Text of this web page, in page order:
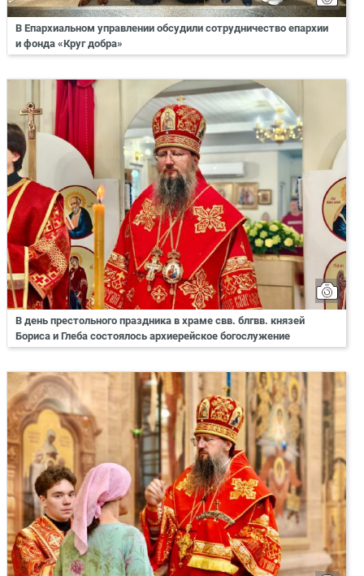
В Епархиальном управлении обсудили сотрудничество епархии
и фонда «Круг добра»
В день престольного праздника в храме свв. блгвв. князей
Бориса и Глеба состоялось архиерейское богослужение